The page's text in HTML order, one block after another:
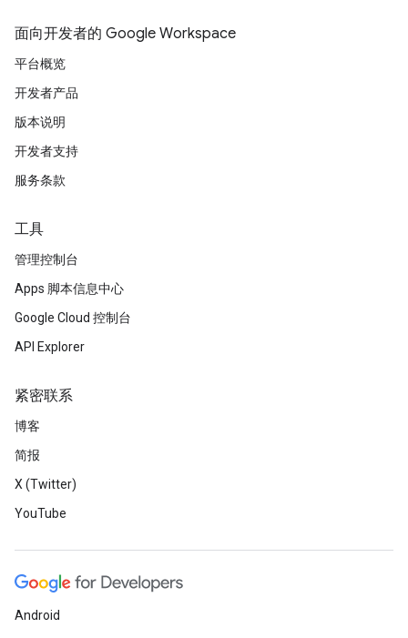
面向开发者的 Google Workspace
平台概览
开发者产品
版本说明
开发者支持
服务条款
工具
管理控制台
Apps 脚本信息中心
Google Cloud 控制台
API Explorer
紧密联系
博客
简报
X (Twitter)
YouTube
Android